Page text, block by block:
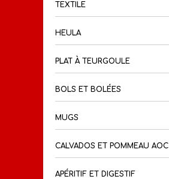
TEXTILE
HEULA
PLAT À TEURGOULE
BOLS ET BOLÉES
MUGS
CALVADOS ET POMMEAU AOC
APÉRITIF ET DIGESTIF